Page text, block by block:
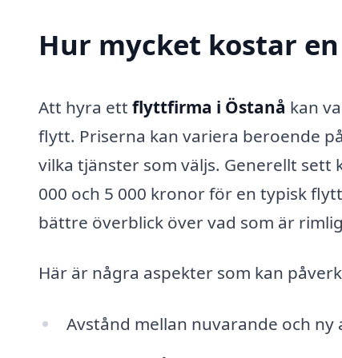
Hur mycket kostar
Att hyra ett flyttfirma i Östanå kan
flytt. Priserna kan variera beroende
vilka tjänster som väljs. Generellt
000 och 5 000 kronor för en typisk
bättre överblick över vad som är
Här är några aspekter som kan
Avstånd mellan nuvarande och ny